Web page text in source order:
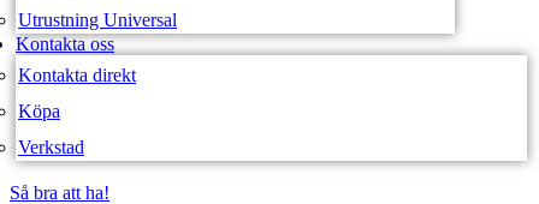
Utrustning Universal
Kontakta oss
Kontakta direkt
Köpa
Verkstad
Så bra att ha!